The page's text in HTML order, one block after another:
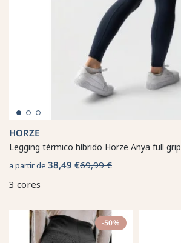
HORZE
Legging térmico híbrido Horze Anya full grip
a partir de 38,49 €69,99 €
3 cores
-50%